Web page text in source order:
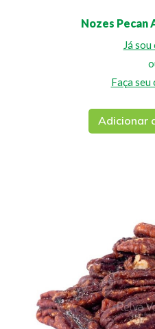
Nozes Pecan
Já
Faça
Adicionar